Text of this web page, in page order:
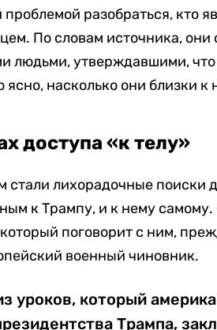
проблемой разобраться, кто
По словам источника, они
людьми, утверждавшими,
ясно, насколько они близки к
доступа «к телу»
стали лихорадочные поиски
к Трампу, и к нему самому.
поговорит с ним,
военный чиновник.
уроков, который
Трампа,